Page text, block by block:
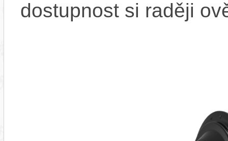
dostupnost si raději